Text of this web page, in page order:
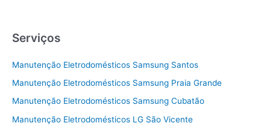
Serviços
Manutenção Eletrodomésticos Samsung Santos
Manutenção Eletrodomésticos Samsung Praia Grande
Manutenção Eletrodomésticos Samsung Cubatão
Manutenção Eletrodomésticos LG São Vicente